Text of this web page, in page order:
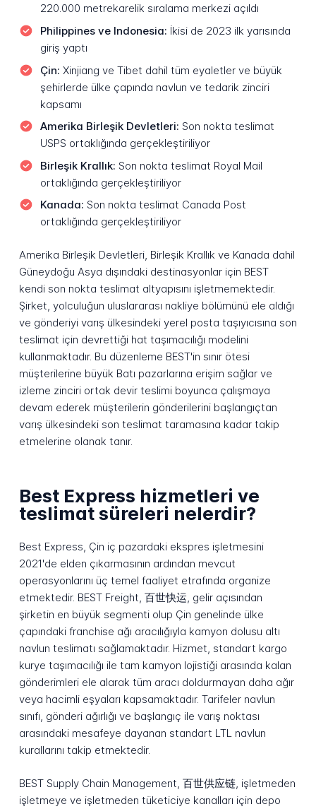
220.000 metrekarelik sıralama merkezi açıldı
Philippines ve Indonesia: İkisi de 2023 ilk yarısında
giriş yaptı
Çin: Xinjiang ve Tibet dahil tüm eyaletler ve büyük
şehirlerde ülke çapında navlun ve tedarik zinciri
kapsamı
Amerika Birleşik Devletleri: Son nokta teslimat
USPS ortaklığında gerçekleştiriliyor
Birleşik Krallık: Son nokta teslimat Royal Mail
ortaklığında gerçekleştiriliyor
Kanada: Son nokta teslimat Canada Post
ortaklığında gerçekleştiriliyor
Amerika Birleşik Devletleri, Birleşik Krallık ve Kanada dahil
Güneydoğu Asya dışındaki destinasyonlar için BEST
kendi son nokta teslimat altyapısını işletmemektedir.
Şirket, yolculuğun uluslararası nakliye bölümünü ele aldığı
ve gönderiyi varış ülkesindeki yerel posta taşıyıcısına son
teslimat için devrettiği hat taşımacılığı modelini
kullanmaktadır. Bu düzenleme BEST'in sınır ötesi
müşterilerine büyük Batı pazarlarına erişim sağlar ve
izleme zinciri ortak devir teslimi boyunca çalışmaya
devam ederek müşterilerin gönderilerini başlangıçtan
varış ülkesindeki son teslimat taramasına kadar takip
etmelerine olanak tanır.
Best Express hizmetleri ve
teslimat süreleri nelerdir?
Best Express, Çin iç pazardaki ekspres işletmesini
2021'de elden çıkarmasının ardından mevcut
operasyonlarını üç temel faaliyet etrafında organize
etmektedir. BEST Freight, 百世快运, gelir açısından
şirketin en büyük segmenti olup Çin genelinde ülke
çapındaki franchise ağı aracılığıyla kamyon dolusu altı
navlun teslimatı sağlamaktadır. Hizmet, standart kargo
kurye taşımacılığı ile tam kamyon lojistiği arasında kalan
gönderimleri ele alarak tüm aracı doldurmayan daha ağır
veya hacimli eşyaları kapsamaktadır. Tarifeler navlun
sınıfı, gönderi ağırlığı ve başlangıç ile varış noktası
arasındaki mesafeye dayanan standart LTL navlun
kurallarını takip etmektedir.
BEST Supply Chain Management, 百世供应链, işletmeden
işletmeye ve işletmeden tüketiciye kanalları için depo